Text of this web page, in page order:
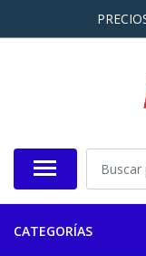
CATEGORÍAS